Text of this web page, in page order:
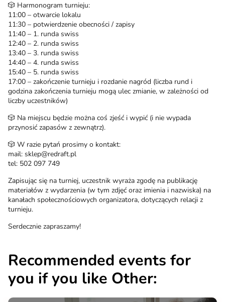
🎲 Harmonogram turnieju:
11:00 – otwarcie lokalu
11:30 – potwierdzenie obecności / zapisy
11:40 – 1. runda swiss
12:40 – 2. runda swiss
13:40 – 3. runda swiss
14:40 – 4. runda swiss
15:40 – 5. runda swiss
17:00 – zakończenie turnieju i rozdanie nagród (liczba rund i
godzina zakończenia turnieju mogą ulec zmianie, w zależności od
liczby uczestników)
🎲 Na miejscu będzie można coś zjeść i wypić (i nie wypada
przynosić zapasów z zewnątrz).
🎲 W razie pytań prosimy o kontakt:
mail: sklep@redraft.pl
tel: 502 097 749
Zapisując się na turniej, uczestnik wyraża zgodę na publikację
materiałów z wydarzenia (w tym zdjęć oraz imienia i nazwiska) na
kanałach społecznościowych organizatora, dotyczących relacji z
turnieju.
Serdecznie zapraszamy!
Recommended events for
you if you like Other: